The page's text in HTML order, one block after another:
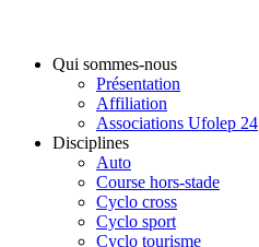
Qui sommes-nous
Présentation
Affiliation
Associations Ufolep 24
Disciplines
Auto
Course hors-stade
Cyclo cross
Cyclo sport
Cyclo tourisme